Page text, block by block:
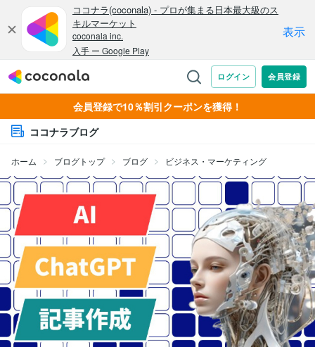
会員登録で10％割引クーポンを獲得！
ココナラブログ
ホーム ブログトップ ブログ ビジネス・マーケティング